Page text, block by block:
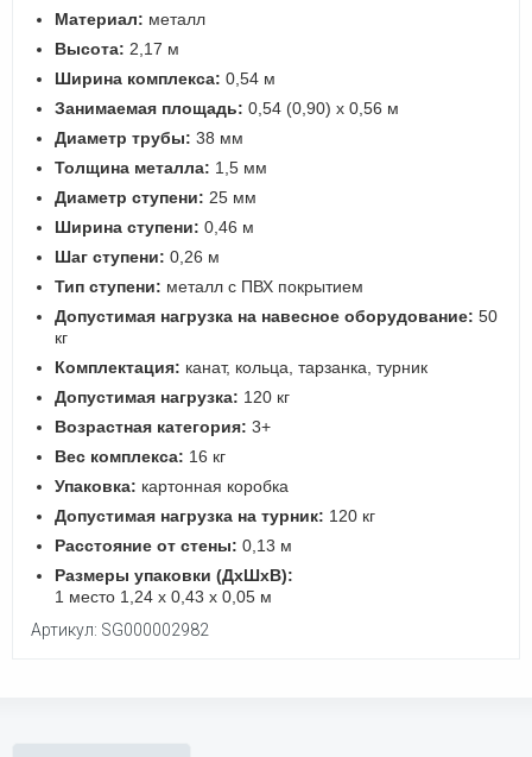
Материал: металл
Высота: 2,17 м
Ширина комплекса: 0,54 м
Занимаемая площадь: 0,54 (0,90) х 0,56 м
Диаметр трубы: 38 мм
Толщина металла: 1,5 мм
Диаметр ступени: 25 мм
Ширина ступени: 0,46 м
Шаг ступени: 0,26 м
Тип ступени: металл с ПВХ покрытием
Допустимая нагрузка на навесное оборудование: 50
кг
Комплектация: канат, кольца, тарзанка, турник
Допустимая нагрузка: 120 кг
Возрастная категория: 3+
Вес комплекса: 16 кг
Упаковка: картонная коробка
Допустимая нагрузка на турник: 120 кг
Расстояние от стены: 0,13 м
Размеры упаковки (ДхШхВ):
1 место 1,24 х 0,43 х 0,05 м
Артикул: SG000002982